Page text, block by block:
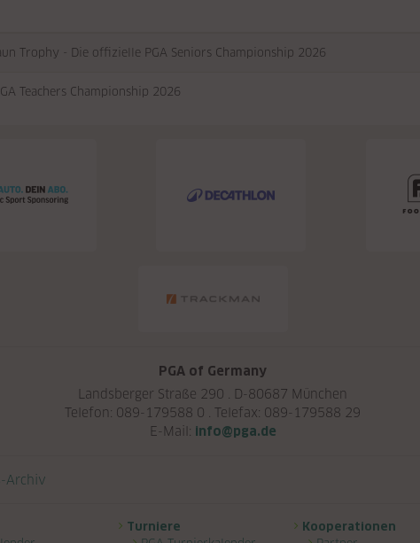
Trophy - Die offizielle PGA Seniors Championship 2026
Teachers Championship 2026
PGA of Germany
Landsberger Straße 290 . D-80687 München
Telefon: 089-179588 0 . Telefax: 089-179588 29
E-Mail:
info@pga.de
Archiv
Turniere
Kooperationen